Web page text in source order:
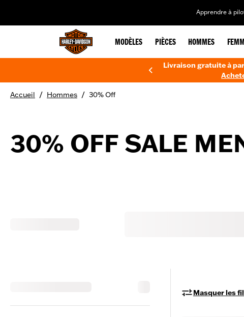
Apprendre à
MODÈLES PIÈCES HOMMES
Livraison gratuite à
Accueil / Hommes / 30% Off
30% OFF SALE
Masquer les